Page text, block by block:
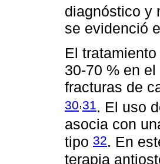
diagnóstico y
se evidenció
El
30-70 % en
fracturas de
30,31. El uso
asocia con
tipo 32. En
terapia